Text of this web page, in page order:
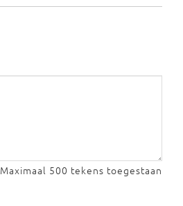
Maximaal 500 tekens toegestaan